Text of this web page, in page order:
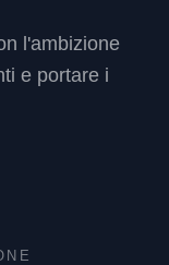
l'ambizione
e portare i